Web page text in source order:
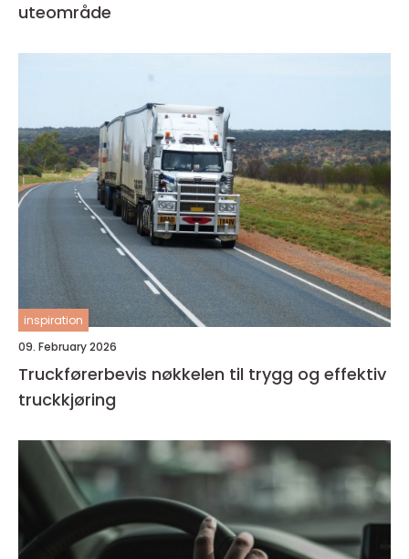
uteområde
inspiration
09. February 2026
Truckførerbevis nøkkelen til trygg og effektiv
truckkjøring